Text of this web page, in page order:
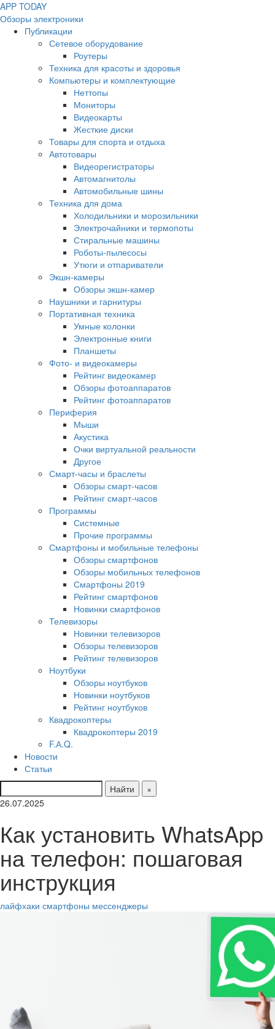
APP TODAY
Обзоры электроники
Публикации
Сетевое оборудование
Роутеры
Техника для красоты и здоровья
Компьютеры и комплектующие
Неттопы
Мониторы
Видеокарты
Жесткие диски
Товары для спорта и отдыха
Автотовары
Видеорегистраторы
Автомагнитолы
Автомобильные шины
Техника для дома
Холодильники и морозильники
Электрочайники и термопоты
Стиральные машины
Роботы-пылесосы
Утюги и отпариватели
Экшн-камеры
Обзоры экшн-камер
Наушники и гарнитуры
Портативная техника
Умные колонки
Электронные книги
Планшеты
Фото- и видеокамеры
Рейтинг видеокамер
Обзоры фотоаппаратов
Рейтинг фотоаппаратов
Периферия
Мыши
Акустика
Очки виртуальной реальности
Другое
Смарт-часы и браслеты
Обзоры смарт-часов
Рейтинг смарт-часов
Программы
Системные
Прочие программы
Смартфоны и мобильные телефоны
Обзоры смартфонов
Обзоры мобильных телефонов
Смартфоны 2019
Рейтинг смартфонов
Новинки смартфонов
Телевизоры
Новинки телевизоров
Обзоры телевизоров
Рейтинг телевизоров
Ноутбуки
Обзоры ноутбуков
Новинки ноутбуков
Рейтинг ноутбуков
Квадрокоптеры
Квадрокоптеры 2019
F.А.Q.
Новости
Статьи
Найти
×
26.07.2025
Как установить WhatsApp
на телефон: пошаговая
инструкция
лайфхаки смартфоны мессенджеры